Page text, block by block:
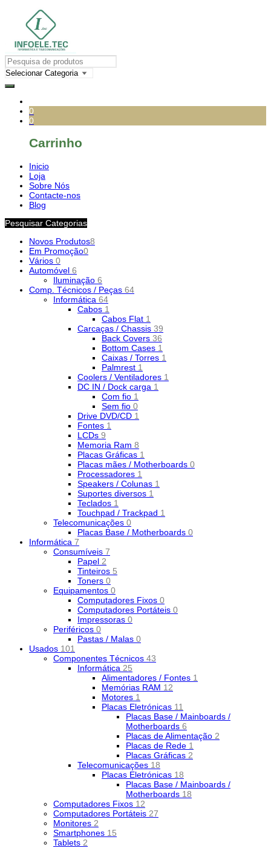
0
0
Carrinho
Inicio
Loja
Sobre Nós
Contacte-nos
Blog
Pesquisar Categorias
Novos Produtos8
Em Promoção0
Vários 0
Automóvel 6
Iluminação 6
Comp. Técnicos / Peças 64
Informática 64
Cabos 1
Cabos Flat 1
Carcaças / Chassis 39
Back Covers 36
Bottom Cases 1
Caixas / Torres 1
Palmrest 1
Coolers / Ventiladores 1
DC IN / Dock carga 1
Com fio 1
Sem fio 0
Drive DVD/CD 1
Fontes 1
LCDs 9
Memoria Ram 8
Placas Gráficas 1
Placas mães / Motherboards 0
Processadores 1
Speakers / Colunas 1
Suportes diversos 1
Teclados 1
Touchpad / Trackpad 1
Telecomunicações 0
Placas Base / Motherboards 0
Informática 7
Consumíveis 7
Papel 2
Tinteiros 5
Toners 0
Equipamentos 0
Computadores Fixos 0
Computadores Portáteis 0
Impressoras 0
Periféricos 0
Pastas / Malas 0
Usados 101
Componentes Técnicos 43
Informática 25
Alimentadores / Fontes 1
Memórias RAM 12
Motores 1
Placas Eletrónicas 11
Placas Base / Mainboards /
Motherboards 6
Placas de Alimentação 2
Placas de Rede 1
Placas Gráficas 2
Telecomunicações 18
Placas Eletrónicas 18
Placas Base / Mainboards /
Motherboards 18
Computadores Fixos 12
Computadores Portáteis 27
Monitores 2
Smartphones 15
Tablets 2